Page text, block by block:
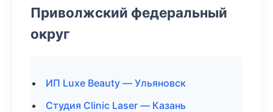
Приволжский федеральный
округ
ИП Luxe Beauty — Ульяновск
Студия Clinic Laser — Казань